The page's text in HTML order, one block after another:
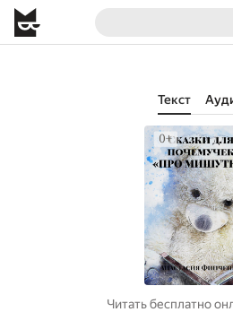
Текст
Читать бесплатно